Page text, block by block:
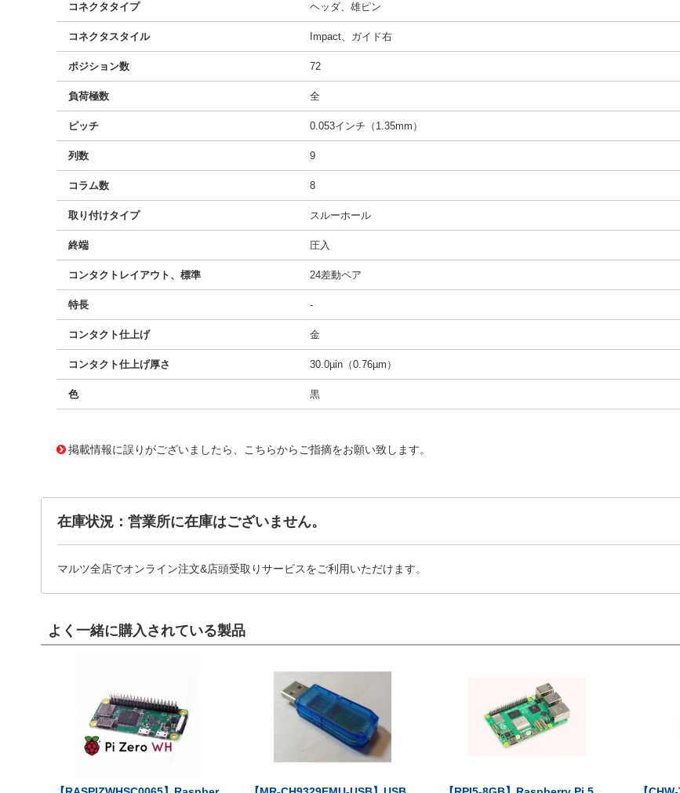
コネクタタイプ ヘッダ、雄ピン
コネクタスタイル Impact、ガイド右
ポジション数 72
負荷極数 全
ピッチ 0.053インチ（1.35mm）
列数 9
コラム数 8
取り付けタイプ スルーホール
終端 圧入
コンタクトレイアウト、標準 24差動ペア
特長 -
コンタクト仕上げ 金
コンタクト仕上げ厚さ 30.0µin（0.76µm）
色 黒
掲載情報に誤りがございましたら、こちらからご指摘をお願い致します。
在庫状況：営業所に在庫はございません。
マルツ全店でオンライン注文&店頭受取りサービスをご利用いただけます。
よく一緒に購入されている製品